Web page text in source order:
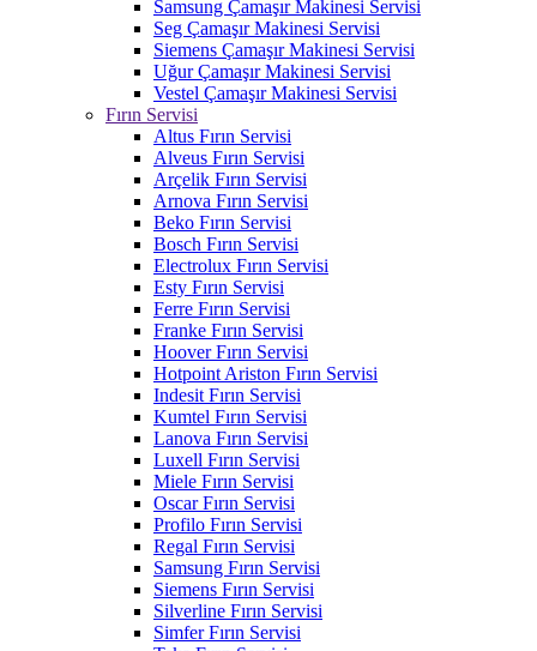
Samsung Çamaşır Makinesi Servisi
Seg Çamaşır Makinesi Servisi
Siemens Çamaşır Makinesi Servisi
Uğur Çamaşır Makinesi Servisi
Vestel Çamaşır Makinesi Servisi
Fırın Servisi
Altus Fırın Servisi
Alveus Fırın Servisi
Arçelik Fırın Servisi
Arnova Fırın Servisi
Beko Fırın Servisi
Bosch Fırın Servisi
Electrolux Fırın Servisi
Esty Fırın Servisi
Ferre Fırın Servisi
Franke Fırın Servisi
Hoover Fırın Servisi
Hotpoint Ariston Fırın Servisi
Indesit Fırın Servisi
Kumtel Fırın Servisi
Lanova Fırın Servisi
Luxell Fırın Servisi
Miele Fırın Servisi
Oscar Fırın Servisi
Profilo Fırın Servisi
Regal Fırın Servisi
Samsung Fırın Servisi
Siemens Fırın Servisi
Silverline Fırın Servisi
Simfer Fırın Servisi